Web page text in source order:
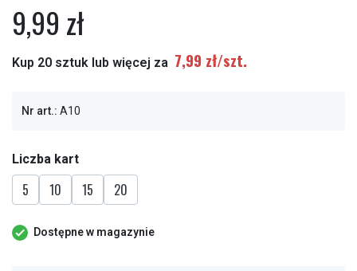
9,99 zł
Kup 20 sztuk lub więcej za 7,99 zł/szt.
Nr art.: A10
Liczba kart
5 10 15 20
Dostępne w magazynie